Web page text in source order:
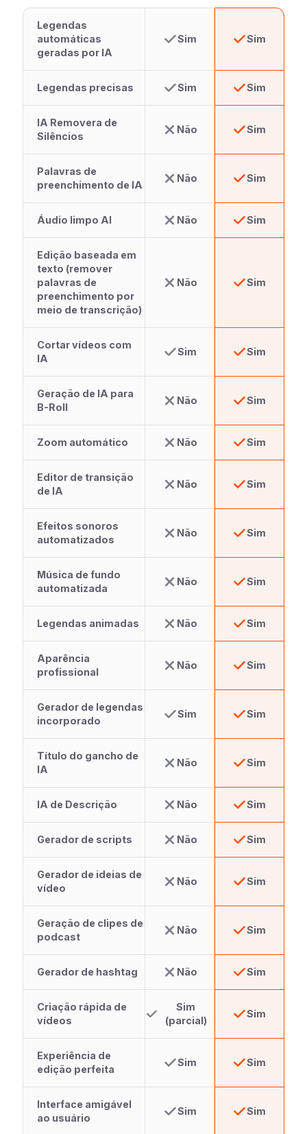
Legendas
automáticas
geradas por IA
Sim Sim
Legendas precisas Sim Sim
IA Removera de
Silêncios
Não Sim
Palavras de
preenchimento de IA
Não Sim
Áudio limpo AI Não Sim
Edição baseada em
texto (remover
palavras de
preenchimento por
meio de transcrição)
Não Sim
Cortar vídeos com
IA
Sim Sim
Geração de IA para
B-Roll
Não Sim
Zoom automático Não Sim
Editor de transição
de IA
Não Sim
Efeitos sonoros
automatizados
Não Sim
Música de fundo
automatizada
Não Sim
Legendas animadas Não Sim
Aparência
profissional
Não Sim
Gerador de legendas
incorporado
Sim Sim
Título do gancho de
IA
Não Sim
IA de Descrição Não Sim
Gerador de scripts Não Sim
Gerador de ideias de
vídeo
Não Sim
Geração de clipes de
podcast
Não Sim
Gerador de hashtag Não Sim
Criação rápida de
vídeos
Sim
(parcial)
Sim
Experiência de
edição perfeita
Sim Sim
Interface amigável
ao usuário
Sim Sim